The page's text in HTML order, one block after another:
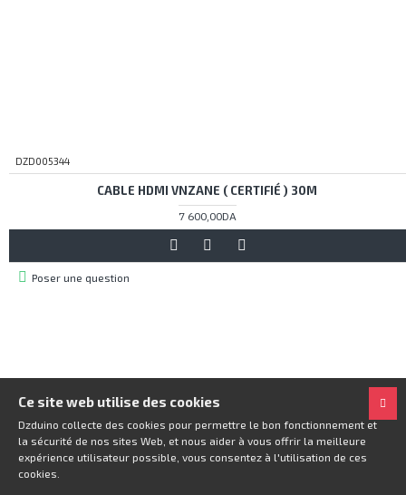
DZD005344
CABLE HDMI VNZANE ( CERTIFIÉ ) 30M
7 600,00DA
Poser une question
Ce site web utilise des cookies
Dzduino collecte des cookies pour permettre le bon fonctionnement et
la sécurité de nos sites Web, et nous aider à vous offrir la meilleure
expérience utilisateur possible, vous consentez à l'utilisation de ces
cookies.